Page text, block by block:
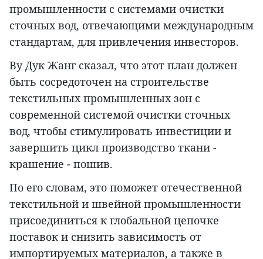
промышленности с системами очистки
сточных вод, отвечающими международным
стандартам, для привлечения инвесторов.
Ву Дук Жанг сказал, что этот план должен
быть сосредоточен на строительстве
текстильных промышленных зон с
современной системой очистки сточных
вод, чтобы стимулировать инвестиции и
завершить цикл производство ткани -
крашение - пошив.
По его словам, это поможет отечественной
текстильной и швейной промышленности
присоединиться к глобальной цепочке
поставок и снизить зависимость от
импортируемых материалов, а также в